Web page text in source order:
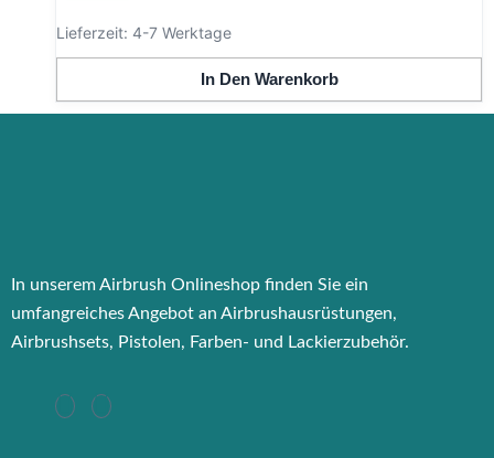
Lieferzeit: 4-7 Werktage
In Den Warenkorb
In unserem Airbrush Onlineshop finden Sie ein
umfangreiches Angebot an Airbrushausrüstungen,
Airbrushsets, Pistolen, Farben- und Lackierzubehör.